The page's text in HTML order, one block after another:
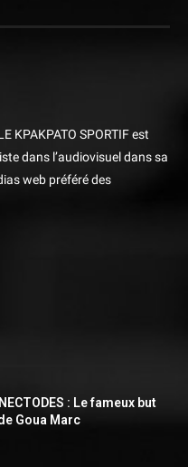
KPAKPATO SPORTIF est
dans l’audiovisuel dans sa
web préféré des
: Le fameux but
Goua Marc